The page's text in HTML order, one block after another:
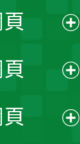
單
選
單
開
選
單
開
選
開